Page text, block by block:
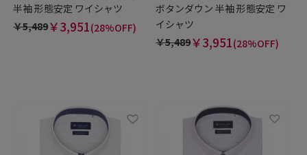
半袖 形態安定 ワイシャツ
￥5,489￥3,951(28%OFF)
ボタンダウン 半袖 形態安定 ワ
イシャツ
￥5,489￥3,951(28%OFF)